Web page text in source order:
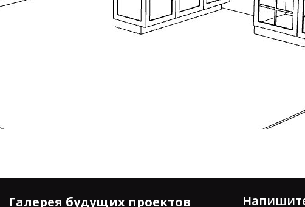
Галерея будущих проектов